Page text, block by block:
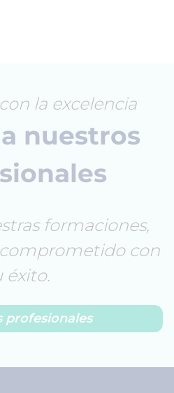
la excelencia
nuestros
formaciones,
con
éxito.
profesionales